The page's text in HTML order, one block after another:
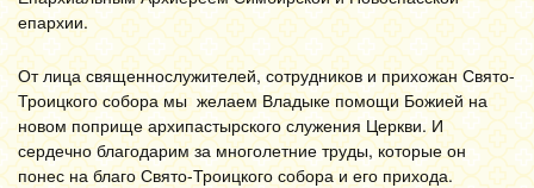
епархии.
От лица священнослужителей, сотрудников и прихожан Свято-
Троицкого собора мы желаем Владыке помощи Божией на
новом поприще архипастырского служения Церкви. И
сердечно благодарим за многолетние труды, которые он
понес на благо Свято-Троицкого собора и его прихода.